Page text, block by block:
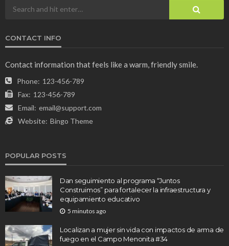
CONTACT INFO
Contact information that feels like a warm, friendly smile.
Phone: 123-456-789
Fax: 123-456-789
Email: email@support.com
Website: Bingo Theme
POPULAR POSTS
Dan seguimiento al programa “Juntos
Construimos” para fortalecer la infraestructura y
equipamiento educativo
5 minutos ago
Localizan a mujer sin vida con impactos de arma de
fuego en el Campo Menonita #34